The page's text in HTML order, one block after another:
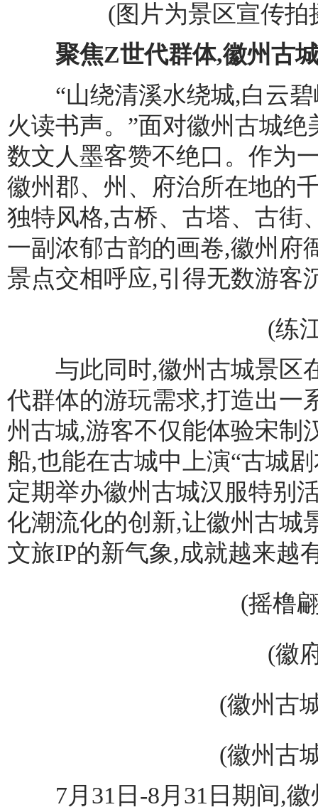
(图片为景区宣传
聚焦Z世代群体,徽州古城
“山绕清溪水绕城,白云碧
火读书声。”面对徽州古城
数文人墨客赞不绝口。作为
徽州郡、州、府治所在地的
独特风格,古桥、古塔、古街
一副浓郁古韵的画卷,徽州府
景点交相呼应,引得无数游客
(练
与此同时,徽州古城景区
代群体的游玩需求,打造出一
州古城,游客不仅能体验宋制
船,也能在古城中上演“古城
定期举办徽州古城汉服特别
化潮流化的创新,让徽州古城
文旅IP的新气象,成就越来越
(摇橹
(徽
(徽州古
(徽州古
7月31日-8月31日期间,徽